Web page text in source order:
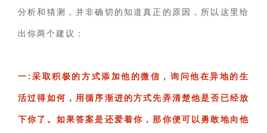
分析和猜测，并非确切的知道真正的原因，所以这里给
出你两个建议：
一:采取积极的方式添加他的微信，询问他在异地的生
活过得如何，用循序渐进的方式先弄清楚他是否已经放
下你了。如果答案是还爱着你，那你便可以勇敢地向他